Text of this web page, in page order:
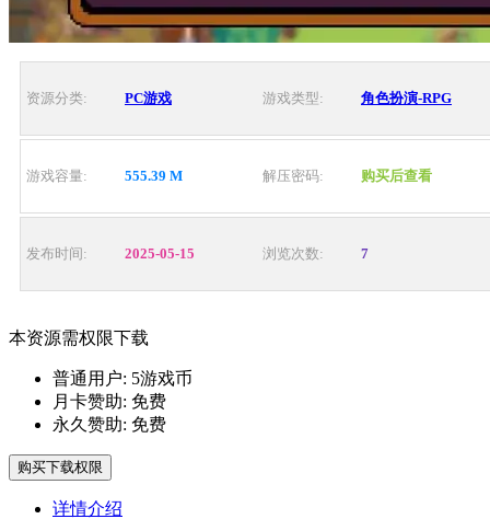
资源分类: PC游戏 游戏类型: 角色扮演-RPG
游戏容量: 555.39 M 解压密码: 购买后查看
发布时间: 2025-05-15 浏览次数: 7
本资源需权限下载
普通用户: 5游戏币
月卡赞助: 免费
永久赞助: 免费
购买下载权限
详情介绍